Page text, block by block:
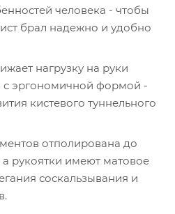
человека - чтобы
брал надежно и удобно
нагрузку на руки
с эргономичной формой -
кистевого туннельного
отполирована до
а рукоятки имеют матовое
соскальзывания и